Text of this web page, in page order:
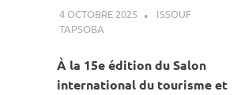
4 OCTOBRE 2025
ISSOUF
TAPSOBA
À la 15e édition du Salon
international du tourisme et